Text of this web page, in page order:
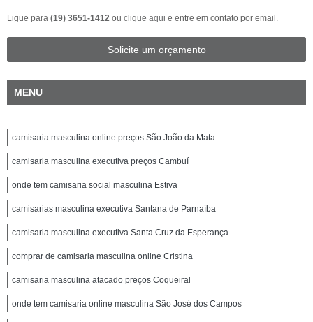
Ligue para (19) 3651-1412 ou clique aqui e entre em contato por email.
Solicite um orçamento
MENU
camisaria masculina online preços São João da Mata
camisaria masculina executiva preços Cambuí
onde tem camisaria social masculina Estiva
camisarias masculina executiva Santana de Parnaíba
camisaria masculina executiva Santa Cruz da Esperança
comprar de camisaria masculina online Cristina
camisaria masculina atacado preços Coqueiral
onde tem camisaria online masculina São José dos Campos